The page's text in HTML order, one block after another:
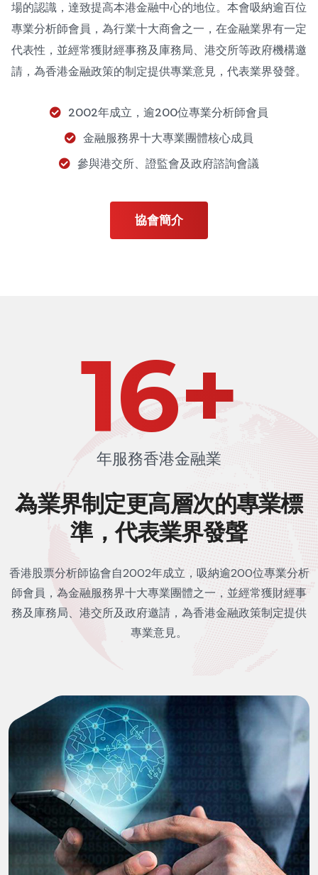
場的認識，達致提高本港金融中心的地位。本會吸納逾百位
專業分析師會員，為行業十大商會之一，在金融業界有一定
代表性，並經常獲財經事務及庫務局、港交所等政府機構邀
請，為香港金融政策的制定提供專業意見，代表業界發聲。
2002年成立，逾200位專業分析師會員
金融服務界十大專業團體核心成員
參與港交所、證監會及政府諮詢會議
協會簡介
24+
年服務香港金融業
為業界制定更高層次的專業標
準，代表業界發聲
香港股票分析師協會自2002年成立，吸納逾200位專業分析
師會員，為金融服務界十大專業團體之一，並經常獲財經事
務及庫務局、港交所及政府邀請，為香港金融政策制定提供
專業意見。